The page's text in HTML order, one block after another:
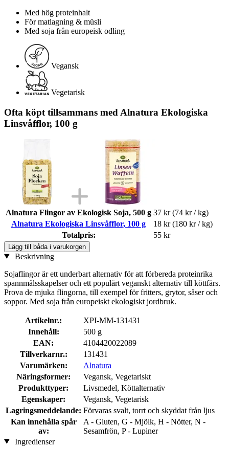
Med hög proteinhalt
För matlagning & müsli
Med soja från europeisk odling
Vegansk
Vegetarisk
Ofta köpt tillsammans med Alnatura Ekologiska
Linsvåfflor, 100 g
Alnatura Flingor av Ekologisk Soja, 500 g 37 kr (74 kr / kg)
Alnatura Ekologiska Linsvåfflor, 100 g
18 kr (180 kr / kg)
Totalpris:
55 kr
Lägg till båda i varukorgen
Beskrivning
Sojaflingor är ett underbart alternativ för att förbereda proteinrika
spannmålsskapelser och ett populärt veganskt alternativ till köttfärs.
Prova de mjuka flingorna, till exempel för fritters, grytor, såser och
soppor. Med soja från europeiskt ekologiskt jordbruk.
Artikelnr.:
XPI-MM-131431
Innehåll:
500 g
EAN:
4104420022089
Tillverkarnr.:
131431
Varumärken:
Alnatura
Näringsformer:
Vegansk, Vegetariskt
Produkttyper:
Livsmedel, Köttalternativ
Egenskaper:
Vegansk, Vegetarisk
Lagringsmeddelande: Förvaras svalt, torrt och skyddat från ljus
Kan innehålla spår
av:
A - Gluten, G - Mjölk, H - Nötter, N -
Sesamfrön, P - Lupiner
Ingredienser